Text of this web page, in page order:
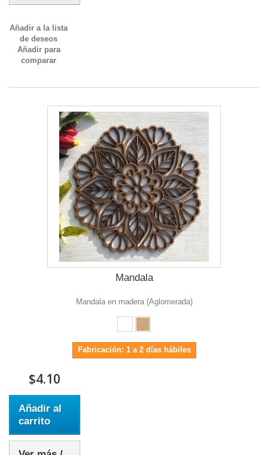
Añadir a la lista
de deseos
Añadir para
comparar
Mandala
Mandala en madera (Aglomerada)
Fabricación: 1 a 2 días hábiles
$4.10
Añadir al
carrito